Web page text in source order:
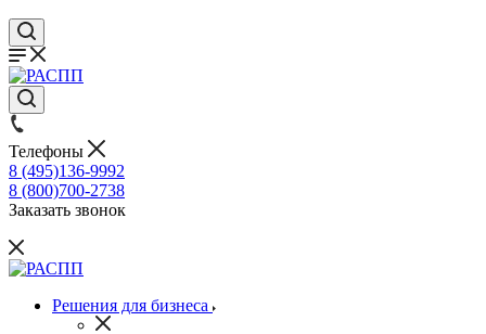
Телефоны
8 (495)136-9992
8 (800)700-2738
Заказать звонок
Решения для бизнеса